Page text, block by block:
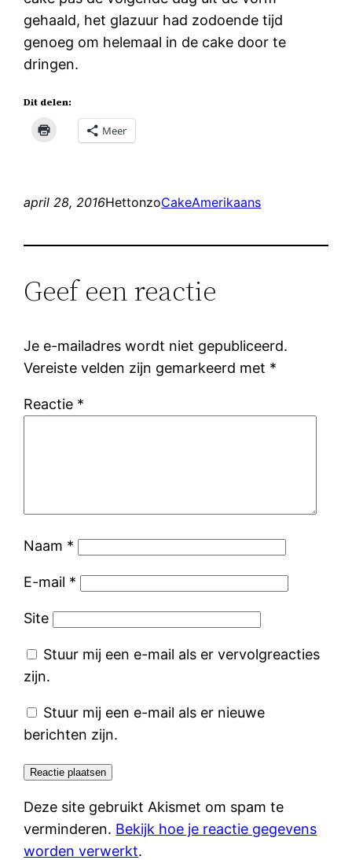
gehaald, het glazuur had zodoende tijd
genoeg om helemaal in de cake door te
dringen.
Dit delen:
Meer
april 28, 2016HettonzoCakeAmerikaans
Geef een reactie
Je e-mailadres wordt niet gepubliceerd.
Vereiste velden zijn gemarkeerd met *
Reactie *
Naam *
E-mail *
Site
Stuur mij een e-mail als er vervolgreacties
zijn.
Stuur mij een e-mail als er nieuwe
berichten zijn.
Deze site gebruikt Akismet om spam te
verminderen. Bekijk hoe je reactie gegevens
worden verwerkt.